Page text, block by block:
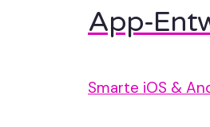
App-
Smarte iOS &